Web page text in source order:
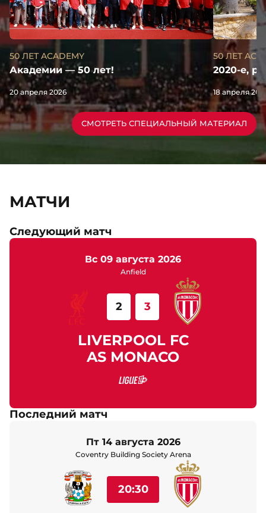
50 ЛЕТ ACADEMY
Академии — 50 лет!
20 апреля 2026
50 ЛЕТ
2020-е,
18 апреля
СМОТРЕТЬ СПЕЦИАЛЬНЫЙ МАТЕРИАЛ
МАТЧИ
Следующий матч
вс 09 августа 2026
Anfield
LIVERPOOL FC
2
AS MONACO
3
Последний матч
пт 14 августа 2026
Coventry Building Society Arena
20:30